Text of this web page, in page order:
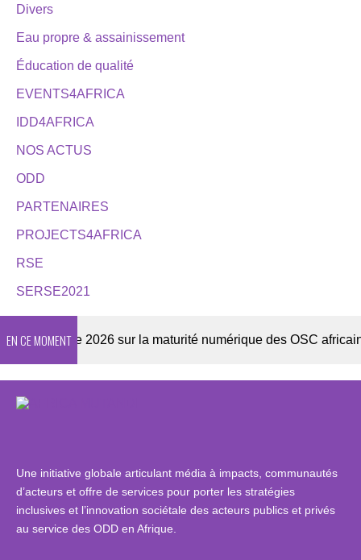
Divers
Eau propre & assainissement
Éducation de qualité
EVENTS4AFRICA
IDD4AFRICA
NOS ACTUS
ODD
PARTENAIRES
PROJECTS4AFRICA
RSE
SERSE2021
EN CE MOMENT
Enquête 2026 sur la maturité numérique des OSC africaines
Une initiative globale articulant média à impacts, communautés
d’acteurs et offre de services pour porter les stratégies
inclusives et l’innovation sociétale des acteurs publics et privés
au service des ODD en Afrique.